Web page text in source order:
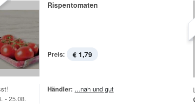
Rispentomaten
Preis: € 1,79
- 25.08.
Händler: ...nah und gut